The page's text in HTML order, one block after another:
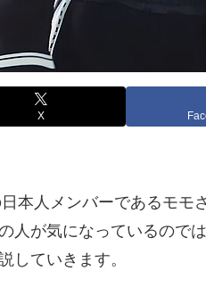
X
本人メンバーであるモモ
人が気になっているので
していきます。